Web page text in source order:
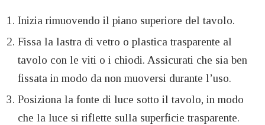
Inizia rimuovendo il piano superiore del tavolo.
Fissa la lastra di vetro o plastica trasparente al
tavolo con le viti o i chiodi. Assicurati che sia ben
fissata in modo da non muoversi durante l’uso.
Posiziona la fonte di luce sotto il tavolo, in modo
che la luce si riflette sulla superficie trasparente.